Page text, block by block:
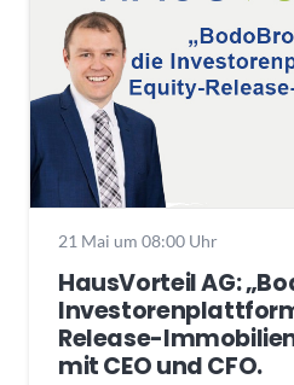
21 Mai um 08:00 Uhr
HausVorteil AG:
Release-
mit CEO und CFO.